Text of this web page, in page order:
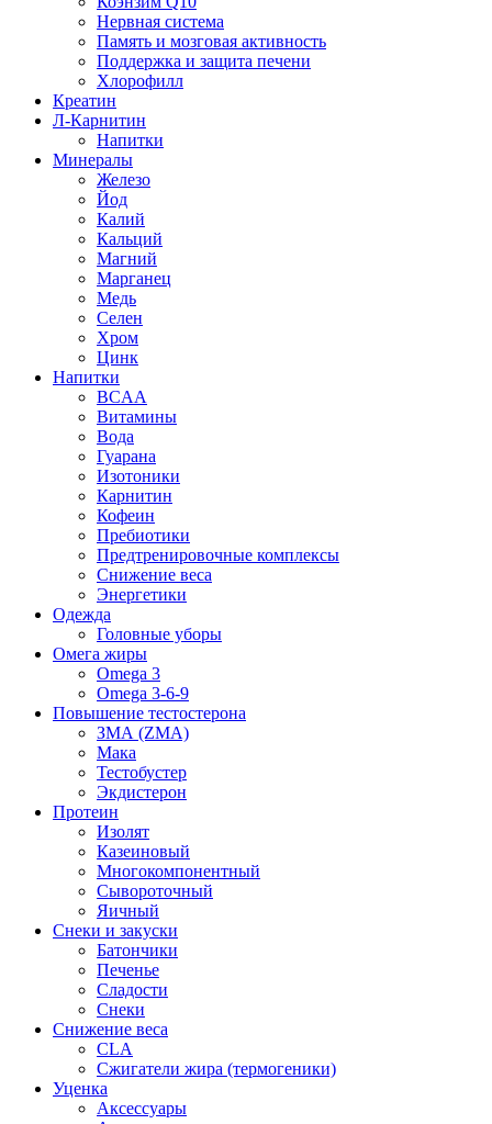
Нервная система
Память и мозговая активность
Поддержка и защита печени
Хлорофилл
Креатин
Л-Карнитин
Напитки
Минералы
Железо
Йод
Калий
Кальций
Магний
Марганец
Медь
Селен
Хром
Цинк
Напитки
BCAA
Витамины
Вода
Гуарана
Изотоники
Карнитин
Кофеин
Пребиотики
Предтренировочные комплексы
Снижение веса
Энергетики
Одежда
Головные уборы
Омега жиры
Omega 3
Omega 3-6-9
Повышение тестостерона
ЗМА (ZMA)
Мака
Тестобустер
Экдистерон
Протеин
Изолят
Казеиновый
Многокомпонентный
Сывороточный
Яичный
Снеки и закуски
Батончики
Печенье
Сладости
Снеки
Снижение веса
CLA
Сжигатели жира (термогеники)
Уценка
Аксессуары